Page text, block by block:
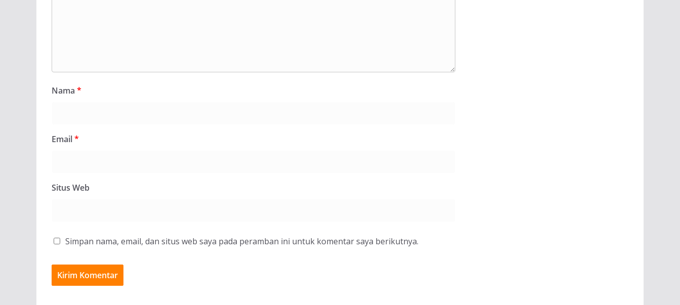
Nama *
Email*
Situs Web
Simpan nama, email, dan situs web saya pada peramban ini untuk komentar saya berikutnya.